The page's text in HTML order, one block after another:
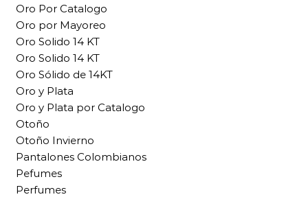
Oro Por Catalogo
Oro por Mayoreo
Oro Solido 14 KT
Oro Solido 14 KT
Oro Sólido de 14KT
Oro y Plata
Oro y Plata por Catalogo
Otoño
Otoño Invierno
Pantalones Colombianos
Pefumes
Perfumes